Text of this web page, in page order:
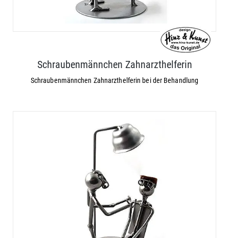
Schraubenmännchen Zahnarzthelferin
Schraubenmännchen Zahnarzthelferin bei der Behandlung